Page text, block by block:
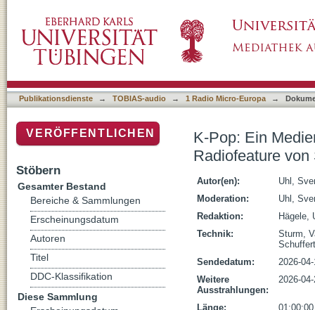
Publikationsdienste → TOBIAS-audio → 1 Radio Micro-Europa →
K-Pop: Ein
Radiofeature von
Autor(en):
Uhl,
Moderation:
Uhl,
Redaktion:
Hägele,
Technik:
Sturm,
Sendedatum:
2026-
Weitere
Ausstrahlungen:
2026-
Länge:
01:00:00
VERÖFFENTLICHEN
Stöbern
Gesamter Bestand
Bereiche & Sammlungen
Erscheinungsdatum
Autoren
Titel
DDC-Klassifikation
Diese Sammlung